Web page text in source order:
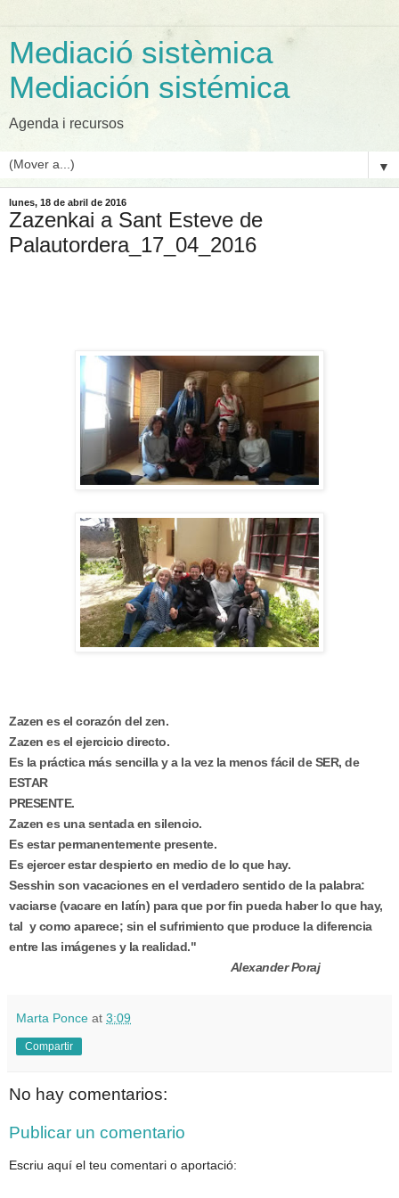
Mediació sistèmica
Mediación sistémica
Agenda i recursos
▼
lunes, 18 de abril de 2016
Zazenkai a Sant Esteve de
Palautordera_17_04_2016
Zazen es el corazón del zen.
Zazen es el ejercicio directo.
Es la práctica más sencilla y a la vez la menos fácil de SER, de
ESTAR
PRESENTE.
Zazen es una sentada en silencio.
Es estar permanentemente presente.
Es ejercer estar despierto en medio de lo que hay.
Sesshin son vacaciones en el verdadero sentido de la palabra:
vaciarse (vacare en latín) para que por fin pueda haber lo que hay,
tal y como aparece; sin el sufrimiento que produce la diferencia
entre las imágenes y la realidad."
Alexander Poraj
Marta Ponce at 3:09
Compartir
No hay comentarios:
Publicar un comentario
Escriu aquí el teu comentari o aportació: